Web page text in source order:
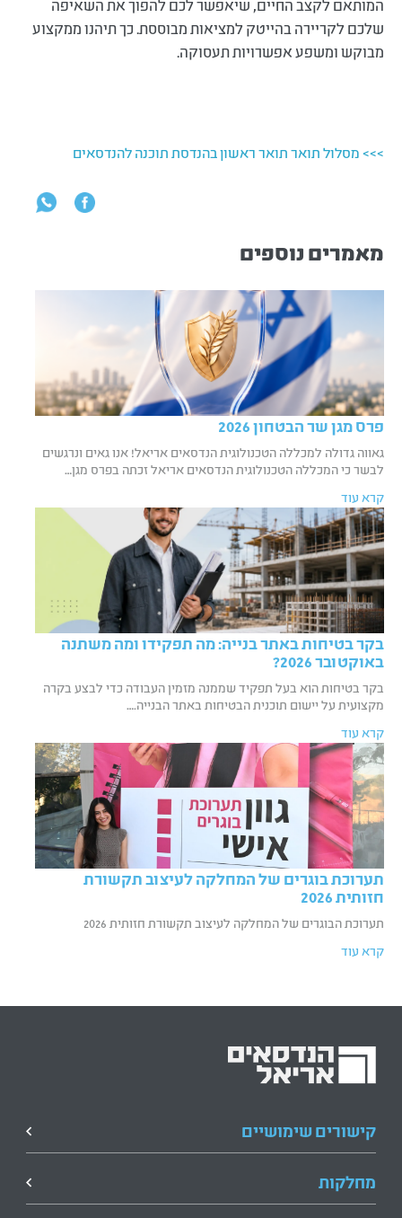
שלכם לקריירה בהייטק למציאות מבוססת. כך תיהנו ממקצוע
מבוקש ומשפע אפשרויות תעסוקה.
>>> מסלול תואר תואר ראשון בהנדסת תוכנה להנדסאים
מאמרים נוספים
פרס מגן שר הבטחון 2026
גאווה גדולה למכללה הטכנולוגית הנדסאים אריאל! אנו גאים ונרגשים
לבשר כי המכללה הטכנולוגית הנדסאים אריאל זכתה בפרס מגן…
קרא עוד
בקר בטיחות באתר בנייה: מה תפקידו ומה משתנה
באוקטובר 2026?
בקר בטיחות הוא בעל תפקיד שממנה מזמין העבודה כדי לבצע בקרה
מקצועית על יישום תוכנית הבטיחות באתר הבנייה.…
קרא עוד
תערוכת בוגרים של המחלקה לעיצוב תקשורת
חזותית 2026
תערוכת הבוגרים של המחלקה לעיצוב תקשורת חזותית 2026
קרא עוד
קישורים שימושיים
מחלקות